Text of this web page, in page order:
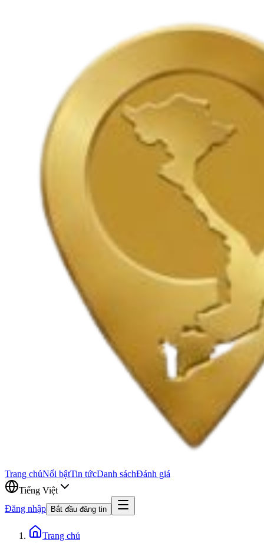
Trang chủNổi bậtTin tứcDanh sáchĐánh giá
Tiếng Việt
Đăng nhập
Bắt đầu đăng tin
Trang chủ